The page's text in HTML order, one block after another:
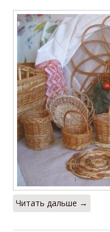
Читать дальше →